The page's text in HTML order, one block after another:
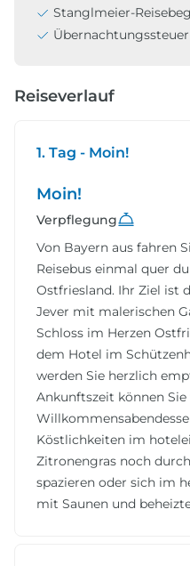
Stanglmeier-
Übernachtungssteuer
Reiseverlauf
1. Tag - Moin!
Moin!
Verpflegung
Von Bayern aus fahren
Reisebus einmal quer
Ostfriesland. Ihr Ziel ist
Jever mit malerischen
Schloss im Herzen
dem Hotel im
werden Sie herzlich
Ankunftszeit können
Köstlichkeiten im
Zitronengras noch
spazieren oder sich im
mit Saunen und